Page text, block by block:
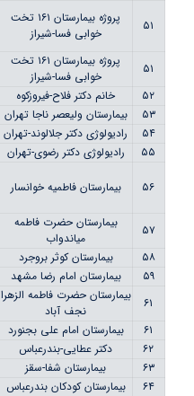
۵۱
پروژه بیمارستان ۱۶۱ تخت
خوابی فسا-شیراز
۵۱
پروژه بیمارستان ۱۶۱ تخت
خوابی فسا-شیراز
۵۲
خانم دکتر فلاح-فیروزکوه
۵۳
بیمارستان ولیعصر ناجا تهران
۵۴
رادیولوژی دکتر جلالوند-تهران
۵۵
رادیولوژی دکتر رضوی-تهران
۵۶ بیمارستان فاطمیه خوانسار
۵۷
بیمارستان حضرت فاطمه
میاندواب
۵۸
بیمارستان کوثر بروجرد
۵۹
بیمارستان امام رضا مشهد
۶۱
بیمارستان حضرت فاطمه الزهرا
نجف آباد
۶۱
بیمارستان امام علی بجنورد
۶۲
دکتر عطایی-بندرعباس
۶۳
بیمارستان شفا-سقز
۶۴
بیمارستان کودکان بندرعباس